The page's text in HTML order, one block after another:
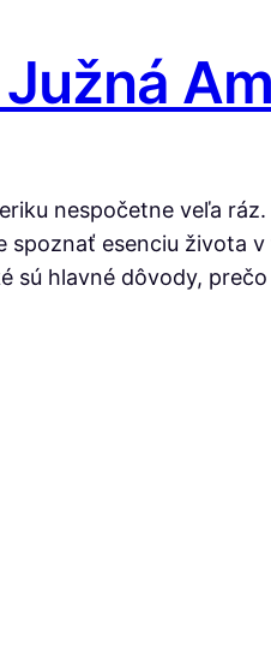
nespočetne veľa
esenciu života
sú hlavné dôvody,